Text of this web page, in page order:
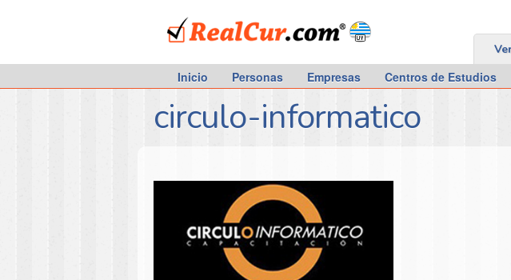
RealCur.com
Inicio Personas Empresas Centros de Estudios
circulo-informatico